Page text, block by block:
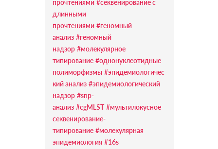
прочтениями #секвенирование с
длинными
прочтениями #геномный
анализ #геномный
надзор #молекулярное
типирование #однонуклеотидные
полиморфизмы #эпидемиологичес
кий анализ #эпидемиологический
надзор #snp-
анализ #cgMLST #мультилокусное
секвенирование-
типирование #молекулярная
эпидемиология #16s